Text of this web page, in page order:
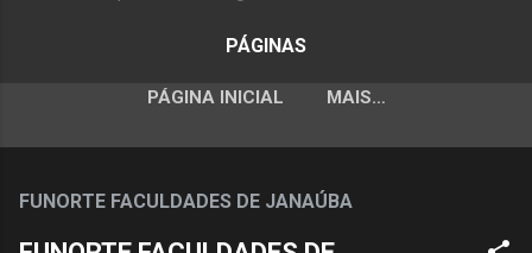
PÁGINAS
PÁGINA INICIAL MAIS…
FUNORTE FACULDADES DE JANAÚBA